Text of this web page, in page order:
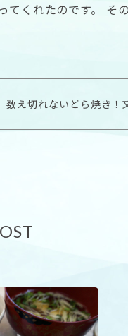
くれたのです。 そ
数え切れないどら焼き！